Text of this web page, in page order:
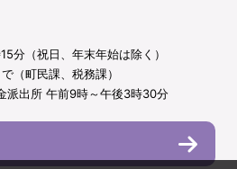
分（祝日、年末年始は除く）
（町民課、税務課）
派出所 午前9時～午後3時30分